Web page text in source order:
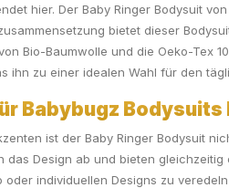
hier. Der Baby Ringer Bodysuit
bietet dieser
Bio-Baumwolle und die Oeko-Tex
ihn zu einer idealen Wahl für den
Babybugz Bodysuits
ist der Baby Ringer Bodysuit
Design ab und bieten
oder individuellen Designs zu